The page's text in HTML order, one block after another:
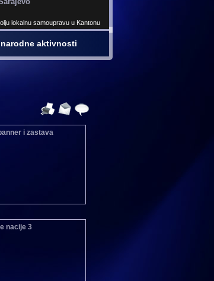
lokalnu samoupravu u Kantonu
parlament
izabranih predstavnika - Najveća
aktivnosti